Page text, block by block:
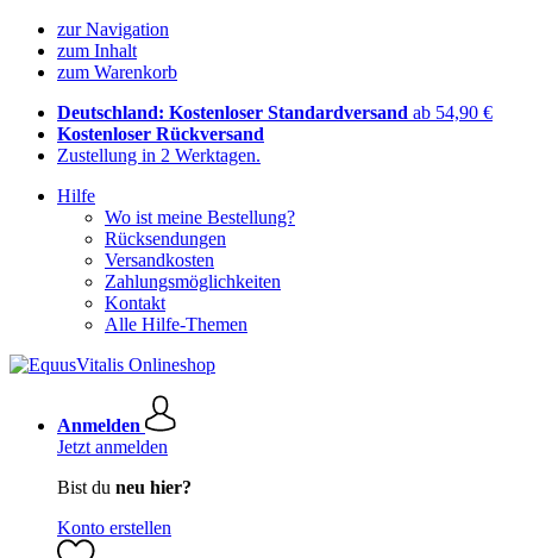
zur Navigation
zum Inhalt
zum Warenkorb
Deutschland: Kostenloser Standardversand ab 54,90 €
Kostenloser Rückversand
Zustellung in 2 Werktagen.
Hilfe
Wo ist meine Bestellung?
Rücksendungen
Versandkosten
Zahlungsmöglichkeiten
Kontakt
Alle Hilfe-Themen
Anmelden
Jetzt anmelden
Bist du neu hier?
Konto erstellen